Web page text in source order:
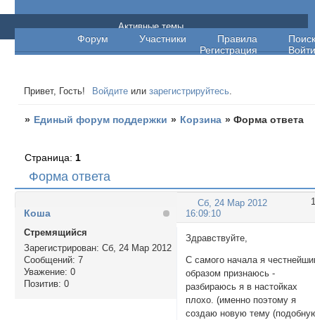
Единый форум поддержки
Форум Участники Правила
Поиск
Регистрация
Войти
Активные темы
Привет, Гость! Войдите илизарегистрируйтесь.
» Единый форум поддержки » Корзина »Форма ответа
Форма ответа
Страница: 1
1
Сб, 24 Мар 2012
16:09:10
Кoша
Стремящийся
Зарегистрирован: Сб, 24 Мар 2012
Сообщений: 7
Уважение: 0
Позитив: 0
Здравствуйте,
С самого начала я
образом признаюсь -
разбираюсь я в настойках
плохо. (именно поэтому я
создаю новую тему